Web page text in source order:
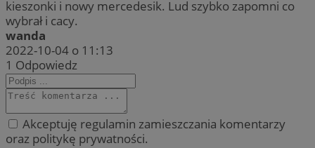
kieszonki i nowy mercedesik. Lud szybko zapomni co
wybrał i cacy.
wanda
2022-10-04 o 11:13
1 Odpowiedz
Akceptuję regulamin zamieszczania komentarzy
oraz politykę prywatności.